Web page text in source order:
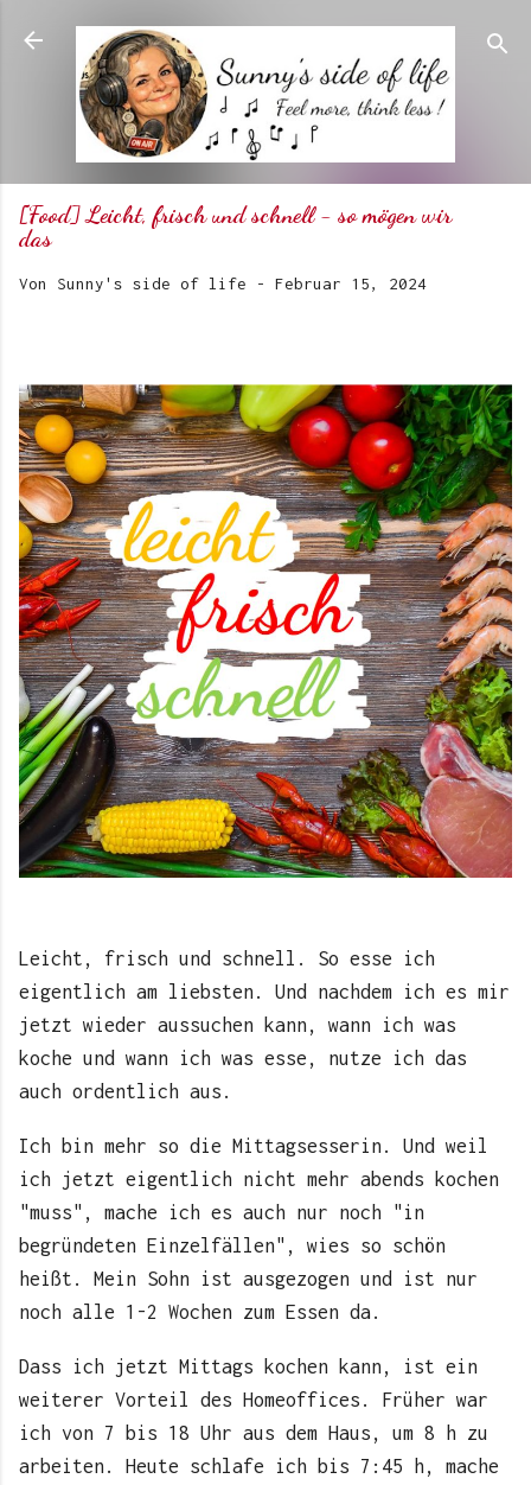
Direkt zum Hauptbereich
[Food] Leicht, frisch und schnell - so mögen wir
das
Von Sunny's side of life - Februar 15, 2024
Leicht, frisch und schnell. So esse ich
eigentlich am liebsten. Und nachdem ich es mir
jetzt wieder aussuchen kann, wann ich was
koche und wann ich was esse, nutze ich das
auch ordentlich aus.
Ich bin mehr so die Mittagsesserin. Und weil
ich jetzt eigentlich nicht mehr abends kochen
"muss", mache ich es auch nur noch "in
begründeten Einzelfällen", wies so schön
heißt. Mein Sohn ist ausgezogen und ist nur
noch alle 1-2 Wochen zum Essen da.
Dass ich jetzt Mittags kochen kann, ist ein
weiterer Vorteil des Homeoffices. Früher war
ich von 7 bis 18 Uhr aus dem Haus, um 8 h zu
arbeiten. Heute schlafe ich bis 7:45 h, mache